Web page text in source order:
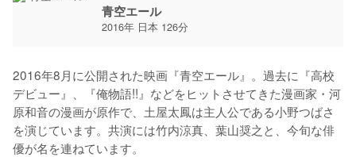
青空エール
2016年 日本 126分
2016年8月に公開された映画『青空エール』。過去に『高校
デビュー』、『俺物語!!』などをヒットさせてきた漫画家・河
原和音の漫画が原作で、土屋太鳳は主人公である小野つばさ
を演じています。共演には竹内涼真、葉山奨之と、今旬な俳
優が名を連ねています。